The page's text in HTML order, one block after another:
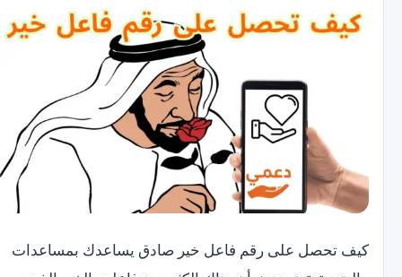
كيف تحصل على رقم فاعل خير صادق يساعدك بمساعدات